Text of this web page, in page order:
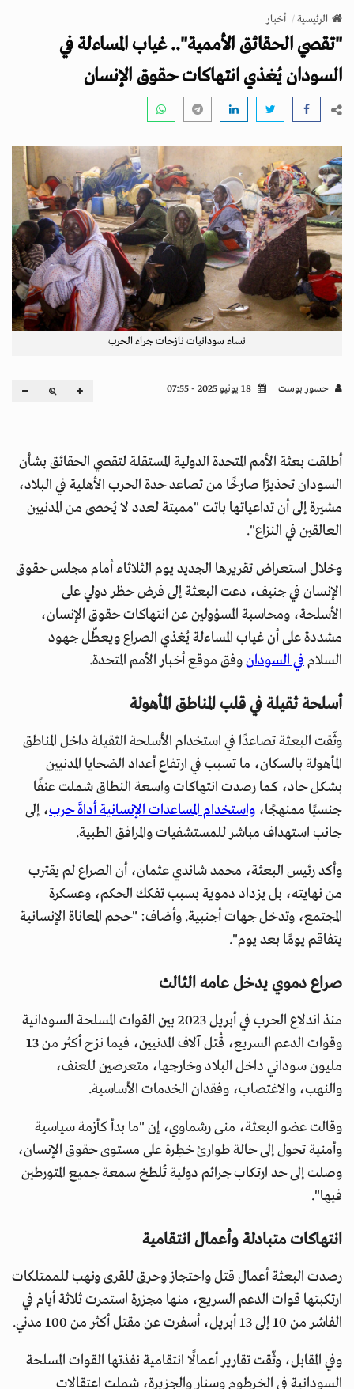
v
i
g
n
الرئيسية أخبار
"تقصي الحقائق الأممية".. غياب المساءلة في
السودان يُغذي انتهاكات حقوق الإنسان
نساء سودانيات نازحات جراء الحرب
جسور بوست
أطلقت بعثة الأمم المتحدة الدولية المستقلة لتقصي الحقائق بشأن
السودان تحذيرًا صارخًا من تصاعد حدة الحرب الأهلية في البلاد،
مشيرة إلى أن تداعياتها باتت "مميتة لعدد لا يُحصى من المدنيين
العالقين في النزاع".
وخلال استعراض تقريرها الجديد يوم الثلاثاء أمام مجلس حقوق
الإنسان في جنيف، دعت البعثة إلى فرض حظر دولي على
الأسلحة، ومحاسبة المسؤولين عن انتهاكات حقوق الإنسان،
مشددة على أن غياب المساءلة يُغذي الصراع ويعطّل جهود
السلامفي السودانوفق موقع أخبار الأمم المتحدة.
أسلحة ثقيلة في قلب المناطق المأهولة
وثّقت البعثة تصاعدًا في استخدام الأسلحة الثقيلة داخل المناطق
المأهولة بالسكان، ما تسبب في ارتفاع أعداد الضحايا المدنيين
بشكل حاد، كما رصدت انتهاكات واسعة النطاق شملت عنفًا
جنسيًا ممنهجًا، واستخدام المساعدات الإنسانية أداةَ حرب، إلى
جانب استهداف مباشر للمستشفيات والمرافق الطبية.
وأكد رئيس البعثة، محمد شاندي عثمان، أن الصراع لم يقترب
من نهايته، بل يزداد دموية بسبب تفكك الحكم، وعسكرة
المجتمع، وتدخل جهات أجنبية. وأضاف: "حجم المعاناة الإنسانية
يتفاقم يومًا بعد يوم".
صراع دموي يدخل عامه الثالث
منذ اندلاع الحرب في أبريل 2023 بين القوات المسلحة السودانية
وقوات الدعم السريع، قُتل آلاف المدنيين، فيما نزح أكثر من 13
مليون سوداني داخل البلاد وخارجها، متعرضين للعنف،
والنهب، والاغتصاب، وفقدان الخدمات الأساسية.
وقالت عضو البعثة، منى رشماوي، إن "ما بدأ كأزمة سياسية
وأمنية تحول إلى حالة طوارئ خطِرة على مستوى حقوق الإنسان،
وصلت إلى حد ارتكاب جرائم دولية تُلطخ سمعة جميع المتورطين
فيها".
انتهاكات متبادلة وأعمال انتقامية
رصدت البعثة أعمال قتل واحتجاز وحرق للقرى ونهب للممتلكات
ارتكبتها قوات الدعم السريع، منها مجزرة استمرت ثلاثة أيام في
الفاشر من 10 إلى 13 أبريل، أسفرت عن مقتل أكثر من 100 مدني.
وفي المقابل، وثّقت تقارير أعمالًا انتقامية نفذتها القوات المسلحة
السودانية في الخرطوم وسنار والجزيرة، شملت اعتقالات